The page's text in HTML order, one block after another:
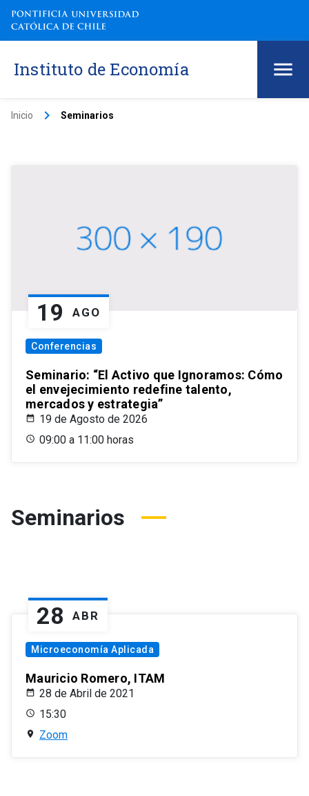
Instituto de Economía
Inicio keyboard_arrow_right Seminarios
19 AGO
Conferencias
Seminario: “El Activo que Ignoramos: Cómo
el envejecimiento redefine talento,
mercados y estrategia”
19 de Agosto de 2026
09:00 a 11:00 horas
Seminarios
28 ABR
Microeconomía Aplicada
Mauricio Romero, ITAM
28 de Abril de 2021
15:30
Zoom